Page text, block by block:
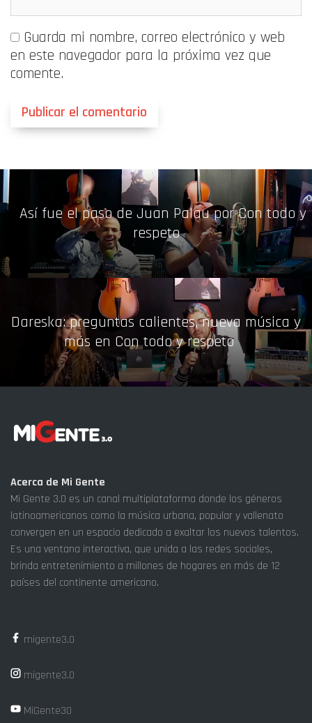
Guarda mi nombre, correo electrónico y web
en este navegador para la próxima vez que
comente.
Así fue el paso de Juan Palau por Con todo y
respeto
Dareska: preguntas calientes, nueva música y
más en Con todo y respeto
Acerca de Mi Gente
Mi Gente 3.0 es un canal multiplataforma donde los géneros
latinoamericanos como la música urbana, popular y vallenato
convergen en un espacio dedicado a exaltar los nuevos talentos.
Es una ventana interactiva, que unida a las redes sociales,
brinda entretenimiento a millones de hogares en más de 12
países del continente americano.
migente3.0
migente3.0
MiGente30